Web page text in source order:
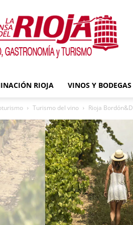
La
Prensa
del
Rioja
RIOJA VINOS Y BODEGAS
Turismo del vino Rioja